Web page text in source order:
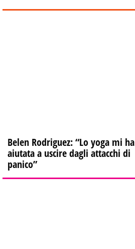
Belen Rodriguez: “Lo yoga mi ha
aiutata a uscire dagli attacchi di
panico”